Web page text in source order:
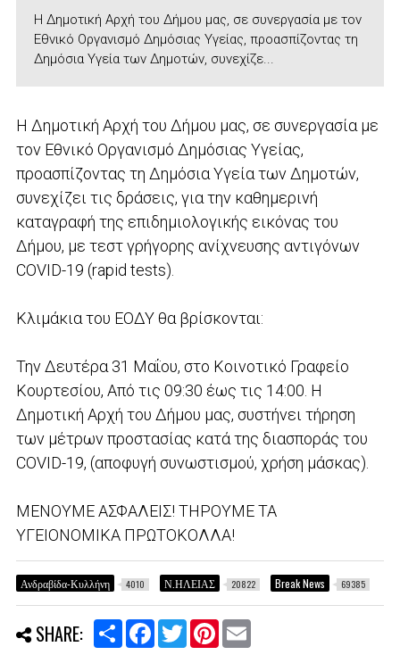
Η Δημοτική Αρχή του Δήμου μας, σε συνεργασία με τον
Εθνικό Οργανισμό Δημόσιας Υγείας, προασπίζοντας τη
Δημόσια Υγεία των Δημοτών, συνεχίζε...
Η Δημοτική Αρχή του Δήμου μας, σε συνεργασία με
τον Εθνικό Οργανισμό Δημόσιας Υγείας,
προασπίζοντας τη Δημόσια Υγεία των Δημοτών,
συνεχίζει τις δράσεις, για την καθημερινή
καταγραφή της επιδημιολογικής εικόνας του
Δήμου, με τεστ γρήγορης ανίχνευσης αντιγόνων
COVID-19 (rapid tests).
Κλιμάκια του ΕΟΔΥ θα βρίσκονται:
Την Δευτέρα 31 Μαΐου, στο Κοινοτικό Γραφείο
Κουρτεσίου, Από τις 09:30 έως τις 14:00. Η
Δημοτική Αρχή του Δήμου μας, συστήνει τήρηση
των μέτρων προστασίας κατά της διασποράς του
COVID-19, (αποφυγή συνωστισμού, χρήση μάσκας).
ΜΕΝΟΥΜΕ ΑΣΦΑΛΕΙΣ! ΤΗΡΟΥΜΕ ΤΑ
ΥΓΕΙΟΝΟΜΙΚΑ ΠΡΩΤΟΚΟΛΛΑ!
Ανδραβίδα-Κυλλήνη 4010 Ν.ΗΛΕΙΑΣ 20822 Break News 69385
SHARE:
S
F
T
P
E